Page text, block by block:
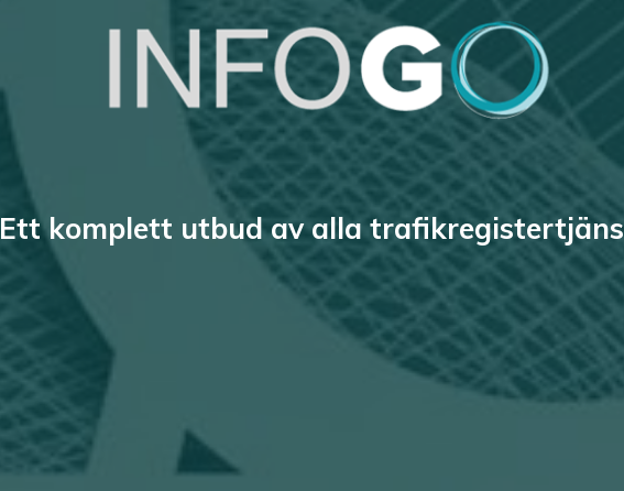
Ett komplett utbud av alla